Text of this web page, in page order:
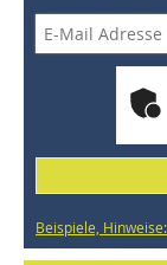
Beispiele,